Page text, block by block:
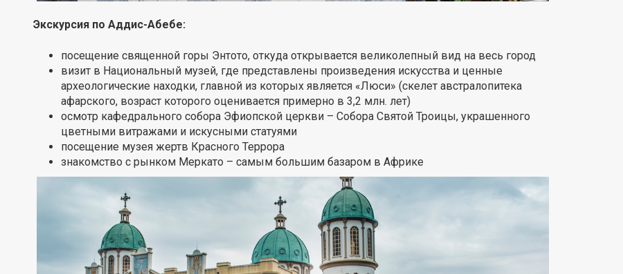
Экскурсия по Аддис-Абебе:
посещение священной горы Энтото, откуда открывается великолепный вид на весь город
визит в Национальный музей, где представлены произведения искусства и ценные
археологические находки, главной из которых является «Люси» (скелет австралопитека
афарского, возраст которого оценивается примерно в 3,2 млн. лет)
осмотр кафедрального собора Эфиопской церкви – Собора Святой Троицы, украшенного
цветными витражами и искусными статуями
посещение музея жертв Красного Террора
знакомство с рынком Меркато – самым большим базаром в Африке